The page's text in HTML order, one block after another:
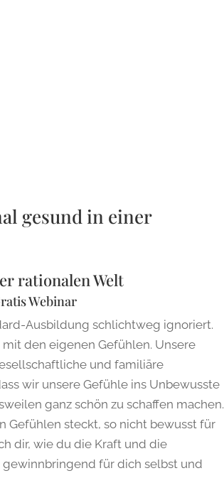
gesund in einer
rationalen Welt
Webinar
Ausbildung schlichtweg ignoriert.
den eigenen Gefühlen. Unsere
und familiäre
wir unsere Gefühle ins Unbewusste
ganz schön zu schaffen machen.
Gefühlen steckt, so nicht bewusst für
dir, wie du die Kraft und die
gewinnbringend für dich selbst und